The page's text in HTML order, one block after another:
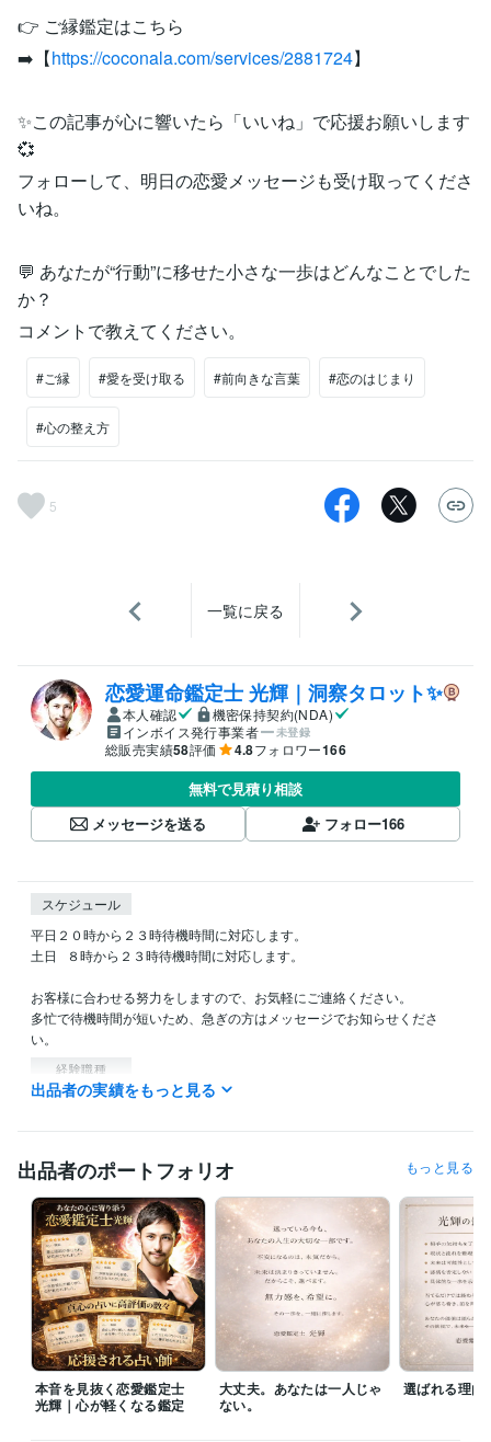
👉 ご縁鑑定はこちら
➡️【https://coconala.com/services/2881724】
✨この記事が心に響いたら「いいね」で応援お願いします
💞
フォローして、明日の恋愛メッセージも受け取ってくださ
いね。
💬 あなたが“行動”に移せた小さな一歩はどんなことでした
か？
コメントで教えてください。
#ご縁 #愛を受け取る #前向きな言葉 #恋のはじまり
#心の整え方
5
一覧に戻る
恋愛運命鑑定士 光輝｜洞察タロット✨️
本人確認
機密保持契約(NDA)
インボイス発行事業者
未登録
総販売実績58評価 4.8フォロワー166
無料で見積り相談
メッセージを送る
フォロー166
スケジュール
平日２０時から２３時待機時間に対応します。
土日   ８時から２３時待機時間に対応します。
お客様に合わせる努力をしますので、お気軽にご連絡ください。
多忙で待機時間が短いため、急ぎの方はメッセージでお知らせくださ
い。
経験職種
AI・機械学習 / AIエンジニア 経験年数 : 10年
事務・ビジネスサポート / 事務（一般事務） 経験年数 : 14年
人事 / 人材開発・人材育成・研修
ライフスタイル・その他 / 占い師
受賞歴
Kindle出版『どん底からのココナラ再起術』
ビジネス・クリエイティブツール
ペライチ:15年Excel:40年Word:35年 ChatGPT:5年
得意分野
占い 電話占い
お悩み相談 電話鑑定 恋愛 不倫 彼氏の気持ち 人間関係
出品者の実績をもっと見る
出品者のポートフォリオ もっと見る
本音を見抜く恋愛鑑定士
光輝｜心が軽くなる鑑定
大丈夫。あなたは一人じゃ
ない。
選ばれる理由